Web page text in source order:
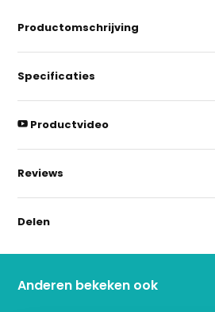
Productomschrijving
Specificaties
Productvideo
Reviews
Delen
Anderen bekeken ook